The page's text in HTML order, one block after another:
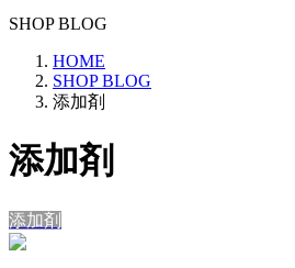
SHOP BLOG
HOME
SHOP BLOG
添加剤
添加剤
添加剤